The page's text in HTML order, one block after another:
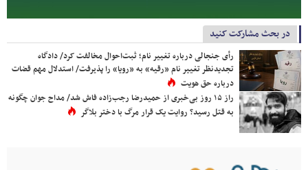
در بحث مشارکت کنید
رأی جنجالی درباره تغییر نام؛ ثبت‌احوال مخالفت کرد/ دادگاه
تجدیدنظر تغییر نام «رقیه» به «رویا» را پذیرفت/ استدلال مهم قضات
درباره حق هویت
راز ۱۵ روز بی‌خبری از حمیدرضا رجب‌زاده فاش شد/ مداح جوان چگونه
به قتل رسید؟ روایت یک قرار مرگ با دختر بلاگر